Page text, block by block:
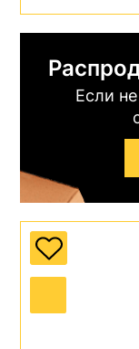
Если